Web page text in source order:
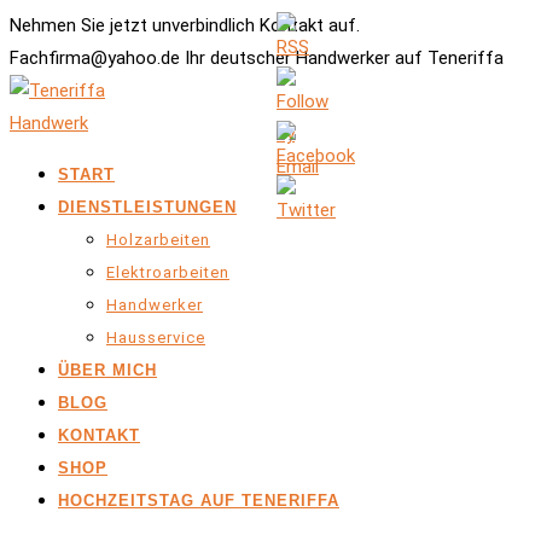
Nehmen Sie jetzt unverbindlich Kontakt auf.
Fachfirma@yahoo.de Ihr deutscher Handwerker auf Teneriffa
START
DIENSTLEISTUNGEN
Holzarbeiten
Elektroarbeiten
Handwerker
Hausservice
ÜBER MICH
BLOG
KONTAKT
SHOP
HOCHZEITSTAG AUF TENERIFFA